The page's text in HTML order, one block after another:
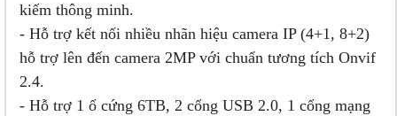
kiếm thông minh.
- Hỗ trợ kết nối nhiều nhãn hiệu camera IP (4+1, 8+2)
hỗ trợ lên đến camera 2MP với chuẩn tương tích Onvif
2.4.
- Hỗ trợ 1 ổ cứng 6TB, 2 cổng USB 2.0, 1 cổng mạng